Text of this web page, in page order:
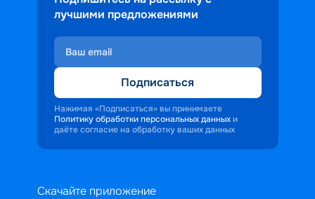
лучшими предложениями
Подписаться
Нажимая «Подписаться» вы принимаете
Политику обработки персональных данных и
даёте согласие на обработку ваших данных
Скачайте приложение